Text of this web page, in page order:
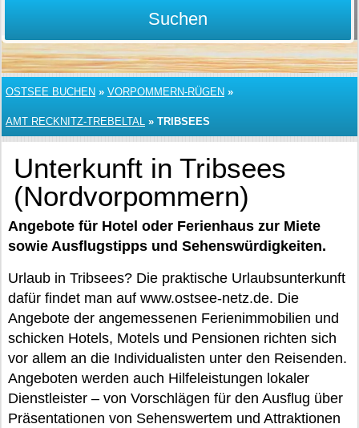
Suchen
OSTSEE BUCHEN » VORPOMMERN-RÜGEN »
AMT RECKNITZ-TREBELTAL » TRIBSEES
Unterkunft in Tribsees
(Nordvorpommern)
Angebote für Hotel oder Ferienhaus zur Miete
sowie Ausflugstipps und Sehenswürdigkeiten.
Urlaub in Tribsees? Die praktische Urlaubsunterkunft
dafür findet man auf www.ostsee-netz.de. Die
Angebote der angemessenen Ferienimmobilien und
schicken Hotels, Motels und Pensionen richten sich
vor allem an die Individualisten unter den Reisenden.
Angeboten werden auch Hilfeleistungen lokaler
Dienstleister – von Vorschlägen für den Ausflug über
Präsentationen von Sehenswertem und Attraktionen